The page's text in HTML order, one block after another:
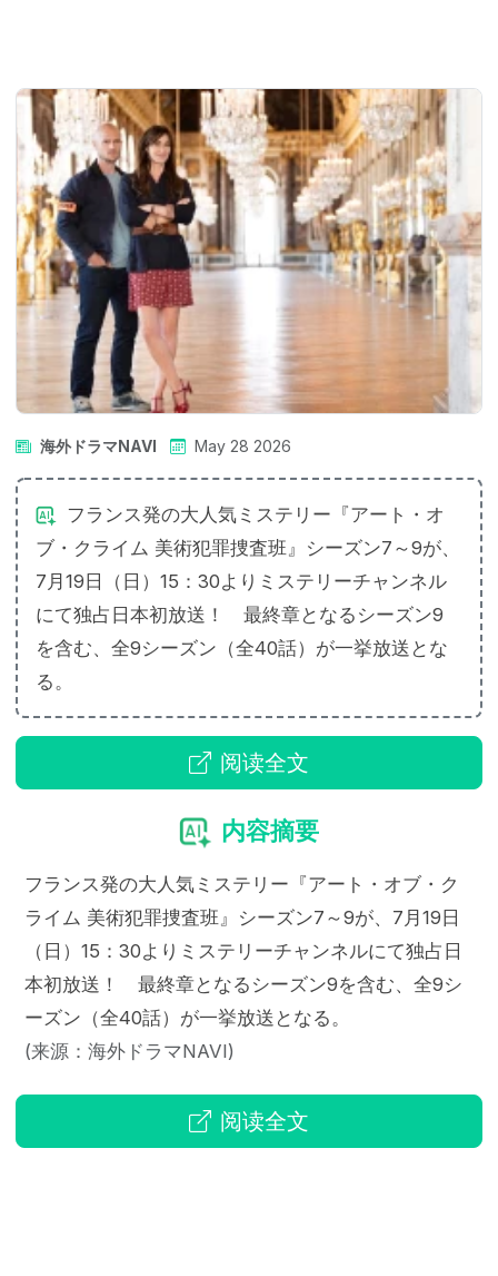
海外ドラマNAVI May 28 2026
フランス発の大人気ミステリー『アート・オ
ブ・クライム 美術犯罪捜査班』シーズン7～9が、
7月19日（日）15：30よりミステリーチャンネル
にて独占日本初放送！ 最終章となるシーズン9
を含む、全9シーズン（全40話）が一挙放送とな
る。
阅读全文
内容摘要
フランス発の大人気ミステリー『アート・オブ・ク
ライム 美術犯罪捜査班』シーズン7～9が、7月19日
（日）15：30よりミステリーチャンネルにて独占日
本初放送！ 最終章となるシーズン9を含む、全9シ
ーズン（全40話）が一挙放送となる。
(来源：海外ドラマNAVI)
阅读全文